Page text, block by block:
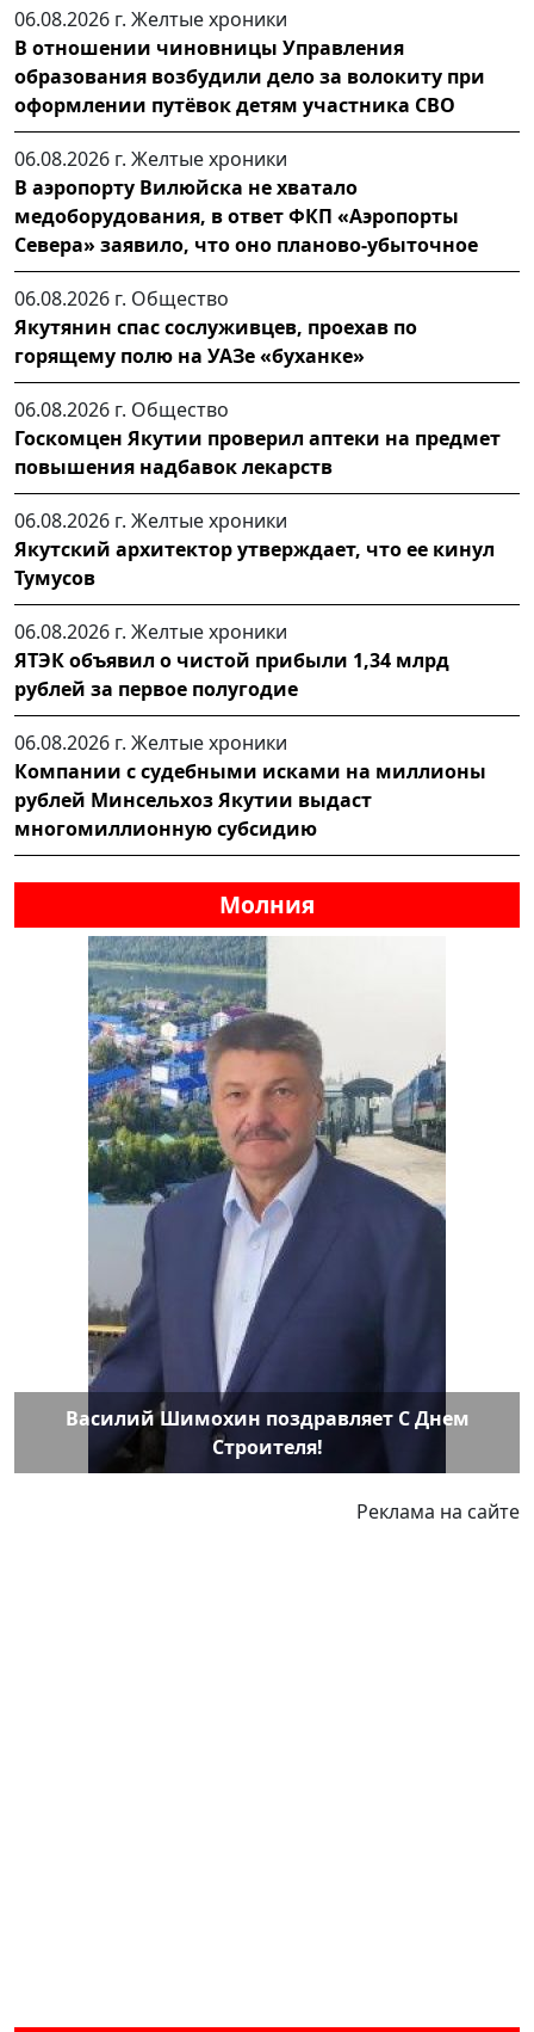
06.08.2026 г. Желтые хроники
В отношении чиновницы Управления
образования возбудили дело за волокиту при
оформлении путёвок детям участника СВО
06.08.2026 г. Желтые хроники
В аэропорту Вилюйска не хватало
медоборудования, в ответ ФКП «Аэропорты
Севера» заявило, что оно планово-убыточное
06.08.2026 г. Общество
Якутянин спас сослуживцев, проехав по
горящему полю на УАЗе «буханке»
06.08.2026 г. Общество
Госкомцен Якутии проверил аптеки на предмет
повышения надбавок лекарств
06.08.2026 г. Желтые хроники
Якутский архитектор утверждает, что ее кинул
Тумусов
06.08.2026 г. Желтые хроники
ЯТЭК объявил о чистой прибыли 1,34 млрд
рублей за первое полугодие
06.08.2026 г. Желтые хроники
Компании с судебными исками на миллионы
рублей Минсельхоз Якутии выдаст
многомиллионную субсидию
Молния
Василий Шимохин поздравляет С Днем
Строителя!
Реклама на сайте